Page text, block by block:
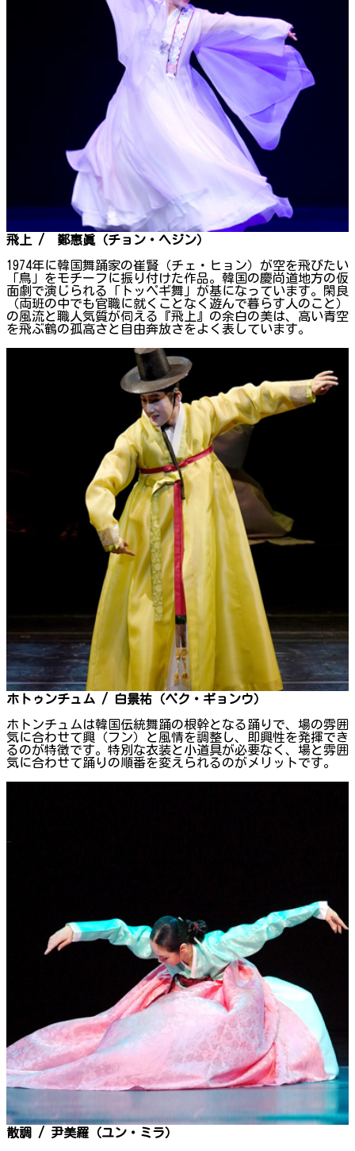
飛上 / 鄭惠眞（チョン・ヘジン）
1974年に韓国舞踊家の崔賢（チェ・ヒョン）が空を飛びたい
「鳥」をモチーフに振り付けた作品。韓国の慶尚道地方の仮
面劇で演じられる「トッペギ舞」が基になっています。閑良
（両班の中でも官職に就くことなく遊んで暮らす人のこと）
の風流と職人気質が伺える『飛上』の余白の美は、高い青空
を飛ぶ鶴の孤高さと自由奔放さをよく表しています。
ホトゥンチュム / 白景祐（ペク・ギョンウ）
ホトンチュムは韓国伝統舞踊の根幹となる踊りで、場の雰囲
気に合わせて興（フン）と風情を調整し、即興性を発揮でき
るのが特徴です。特別な衣装と小道具が必要なく、場と雰囲
気に合わせて踊りの順番を変えられるのがメリットです。
散調 / 尹美羅（ユン・ミラ）